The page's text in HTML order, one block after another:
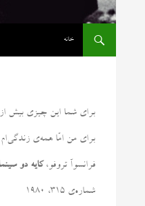
خانه
برای شما این چیزی بیش
برای من امّا همه‌ی
فرانسوآ تروفو، کایه دو
شماره‌ی ۳۱۵، ۱۹۸۰